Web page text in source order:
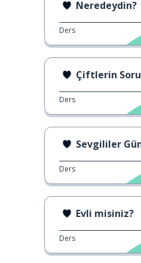
Neredeydin?
Ders
Çiftlerin
Ders
Sevgililer
Ders
Evli misiniz?
Ders